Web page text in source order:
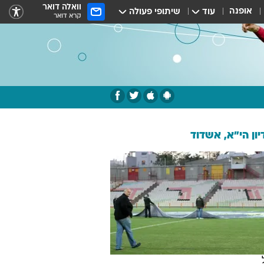
אופנה עוד שיתופי פעולה וואלה דואר
קרא דואר
הי"א, אשדוד